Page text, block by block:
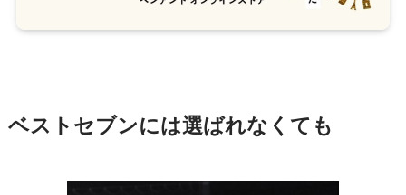
ベストセブンには選ばれなくても